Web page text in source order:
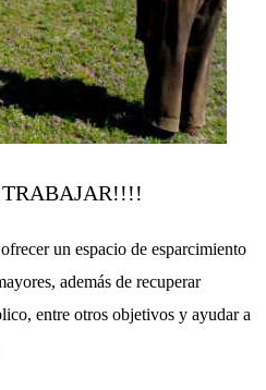
TRABAJAR!!!!
un espacio de esparcimiento
además de recuperar
entre otros objetivos y ayudar a